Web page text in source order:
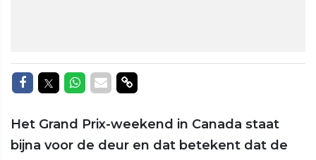
Delen op Facebook
Delen op Twitter
Delen op Whatsapp
Delen via Mail
Delen via link
Het Grand Prix-weekend in Canada staat
bijna voor de deur en dat betekent dat de